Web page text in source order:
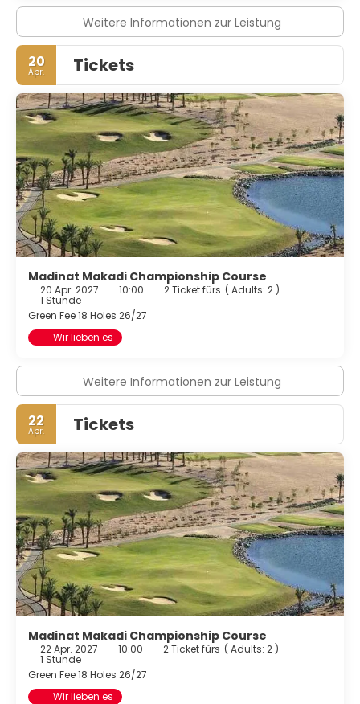
Veranstaltungsräumlichkeiten zählen Konferenzfläche
und 3 Tagungsräume. Der Flughafentransfer (rund um die
Uhr) ist kostenpflichtig; außerdem gibt es vor Ort
Folgendes: Parken ohne Service (kostenlos).
Weitere Informationen zur Leistung
20
Apr. Tickets
Madinat Makadi Championship Course
20 Apr. 2027 10:00 2 Ticket fürs ( Adults: 2 )
1 Stunde
Green Fee 18 Holes 26/27
Wir lieben es
Weitere Informationen zur Leistung
22
Apr. Tickets
Madinat Makadi Championship Course
22 Apr. 2027 10:00 2 Ticket fürs ( Adults: 2 )
1 Stunde
Green Fee 18 Holes 26/27
Wir lieben es